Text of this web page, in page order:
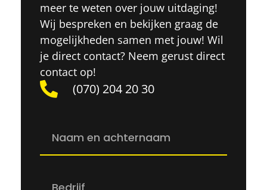
meer te weten over jouw uitdaging!
Wij bespreken en bekijken graag de
mogelijkheden samen met jouw! Wil
je direct contact? Neem gerust direct
contact op!
(070) 204 20 30